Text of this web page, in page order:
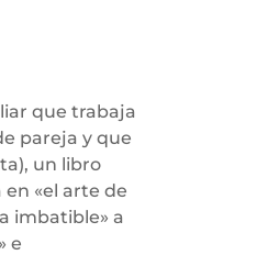
que trabaja
pareja y que
un libro
«el arte de
imbatible» a
e